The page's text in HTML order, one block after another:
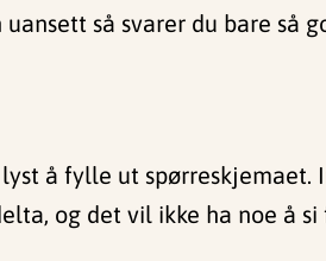
så svarer du bare så
å fylle ut spørreskjemaet.
og det vil ikke ha noe å